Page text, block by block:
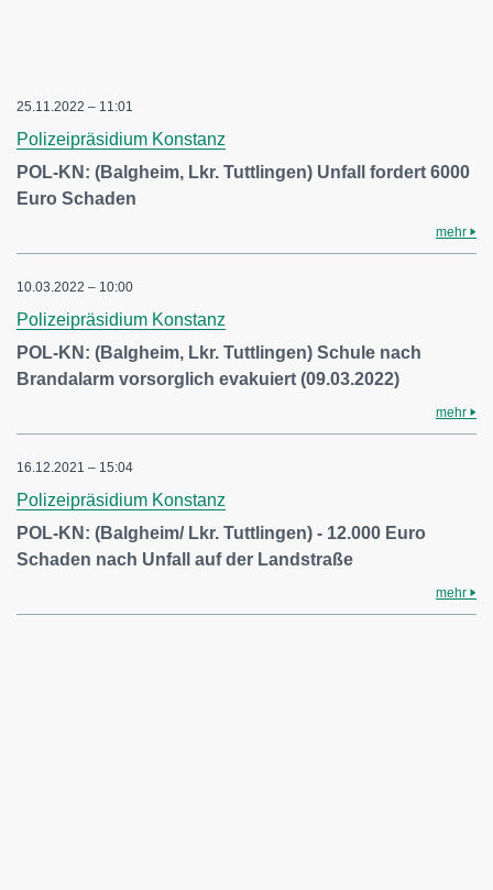
25.11.2022 – 11:01
Polizeipräsidium Konstanz
POL-KN: (Balgheim, Lkr. Tuttlingen) Unfall fordert 6000
Euro Schaden
mehr
10.03.2022 – 10:00
Polizeipräsidium Konstanz
POL-KN: (Balgheim, Lkr. Tuttlingen) Schule nach
Brandalarm vorsorglich evakuiert (09.03.2022)
mehr
16.12.2021 – 15:04
Polizeipräsidium Konstanz
POL-KN: (Balgheim/ Lkr. Tuttlingen) - 12.000 Euro
Schaden nach Unfall auf der Landstraße
mehr